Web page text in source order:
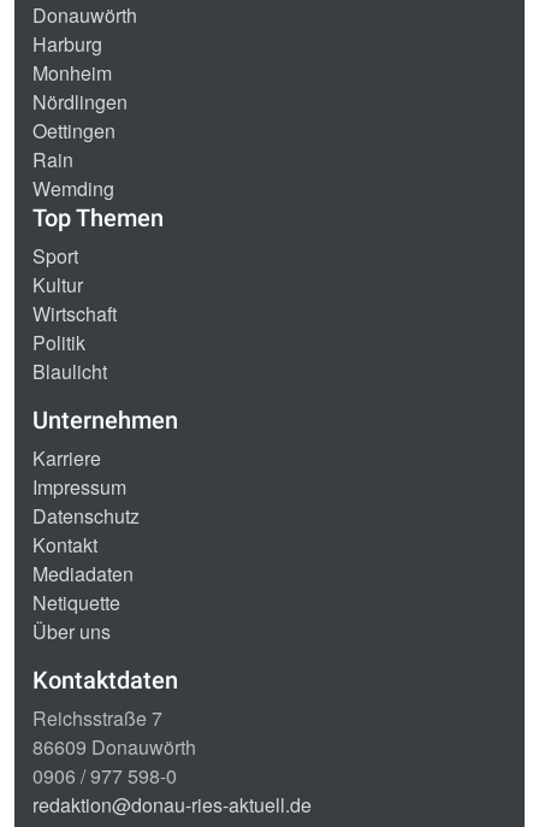
Donauwörth
Harburg
Monheim
Nördlingen
Oettingen
Rain
Wemding
Top Themen
Sport
Kultur
Wirtschaft
Politik
Blaulicht
Unternehmen
Karriere
Impressum
Datenschutz
Kontakt
Mediadaten
Netiquette
Über uns
Kontaktdaten
Reichsstraße 7
86609 Donauwörth
0906 / 977 598-0
redaktion@donau-ries-aktuell.de